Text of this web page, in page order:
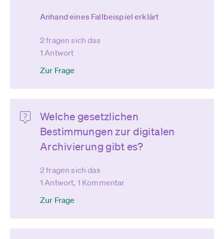
Anhand eines Fallbeispiel erklärt
2 fragen sich das
1 Antwort
Zur Frage
Welche gesetzlichen
Bestimmungen zur digitalen
Archivierung gibt es?
2 fragen sich das
1 Antwort, 1 Kommentar
Zur Frage